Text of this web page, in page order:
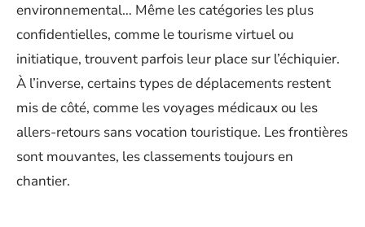
environnemental… Même les catégories les plus
confidentielles, comme le tourisme virtuel ou
initiatique, trouvent parfois leur place sur l’échiquier.
À l’inverse, certains types de déplacements restent
mis de côté, comme les voyages médicaux ou les
allers-retours sans vocation touristique. Les frontières
sont mouvantes, les classements toujours en
chantier.